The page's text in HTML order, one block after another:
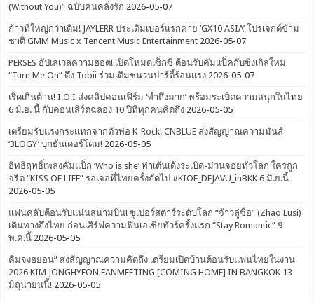
(Without You)” ฉบับคนคลั่งรัก 2026-05-07
ก้าวที่ใหญ่กว่าเดิม! JAYLERR ประเดิมเบอร์แรกค่าย ‘GX10 ASIA’ โปรเจกต์ข้าม
ชาติ GMM Music x Tencent Music Entertainment 2026-05-07
PERSES อัปเลเวลความฮอต! เปิดโหมดเซ็กซี่ ต้อนรับคัมแบ็คกับซิงเกิลใหม่
“Turn Me On” ดึง Tobii ร่วมเติมชนวนปาร์ตี้ร้อนแรง 2026-05-07
เริ่ดเกินต้าน! I.O.I ส่งคลิปคอนเฟิร์ม ‘ทำถึงมาก’ พร้อมระเบิดความสนุกในไทย
6 มิ.ย. นี้ กับคอนเสิร์ตฉลอง 10 ปีที่ทุกคนคิดถึง 2026-05-05
เตรียมรับแรงกระแทกจากตัวพ่อ K-Rock! CNBLUE ส่งสัญญาณความมันส์
‘3LOGY’ บุกธันเดอร์โดม! 2026-05-05
อิทธิฤทธิ์เพลงคัมแบ็ก ‘Who is she’ ท่าเต้นเด้งระเบิด-ม่วนจอยทั่วโลก ใครถูก
จริต “KISS OF LIFE” รอเจอที่ไทยครั้งถัดไป #KIOF_DEJAVU_inBKK 6 มิ.ย.นี้
2026-05-05
แฟนคลับต้อนรับแน่นสนามบิน! ซูเปอร์สตาร์ระดับโลก “จ้าวลู่ซือ” (Zhao Lusi)
เดินทางถึงไทย ก่อนเสิร์ฟความฟินเอเชียทัวร์ครั้งแรก “Stay Romantic” 9
พ.ค.นี้ 2026-05-05
คิมจงฮยอน” ส่งสัญญาณความคิดถึง เตรียมเปิดบ้านต้อนรับแฟนไทยในงาน
2026 KIM JONGHYEON FANMEETING [COMING HOME] IN BANGKOK 13
มิถุนายนนี้! 2026-05-05